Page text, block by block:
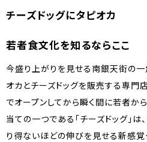
チーズドッグにタピオカ
若者食文化を知るならここ
今盛り上がりを見せる南銀天街の一
オカとチーズドッグを販売する専門
でオープンしてから瞬く間に若者か
当ての一つである「チーズドッグ」は
り得ないほどの伸びを見せる新感覚